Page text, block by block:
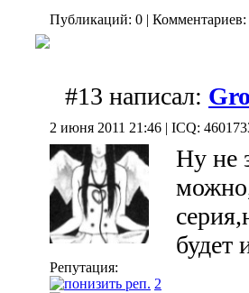
Публикаций: 0 | Комментариев:
#13 написал:
2 июня 2011 21:46 | ICQ:
Репутация:
2
Ну не
будет